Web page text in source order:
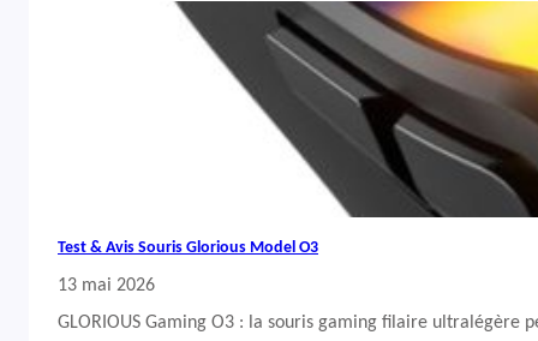
Test & Avis Souris Glorious Model O3
13 mai 2026
GLORIOUS Gaming O3 : la souris gaming filaire ultralégère